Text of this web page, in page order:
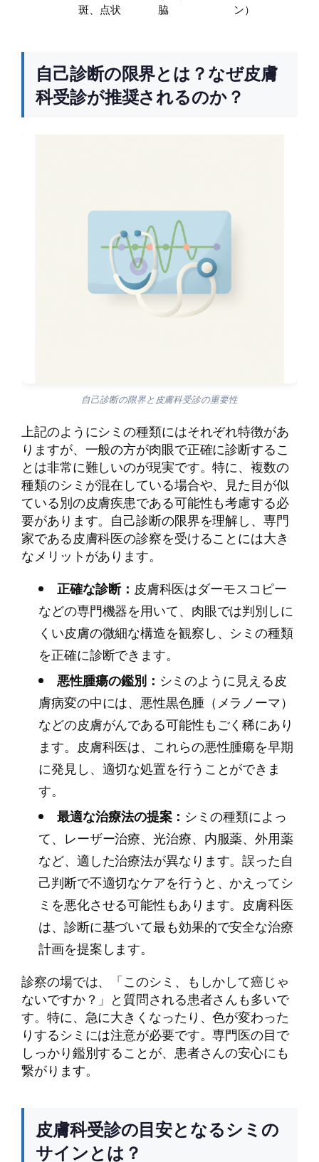
斑、点状
脇
ン）
自己診断の限界とは？なぜ皮膚
科受診が推奨されるのか？
自己診断の限界と皮膚科受診の重要性
上記のようにシミの種類にはそれぞれ特徴があ
りますが、一般の方が肉眼で正確に診断するこ
とは非常に難しいのが現実です。特に、複数の
種類のシミが混在している場合や、見た目が似
ている別の皮膚疾患である可能性も考慮する必
要があります。自己診断の限界を理解し、専門
家である皮膚科医の診察を受けることには大き
なメリットがあります。
正確な診断： 皮膚科医はダーモスコピー
などの専門機器を用いて、肉眼では判別しに
くい皮膚の微細な構造を観察し、シミの種類
を正確に診断できます。
悪性腫瘍の鑑別： シミのように見える皮
膚病変の中には、悪性黒色腫（メラノーマ）
などの皮膚がんである可能性もごく稀にあり
ます。皮膚科医は、これらの悪性腫瘍を早期
に発見し、適切な処置を行うことができま
す。
最適な治療法の提案： シミの種類によっ
て、レーザー治療、光治療、内服薬、外用薬
など、適した治療法が異なります。誤った自
己判断で不適切なケアを行うと、かえってシ
ミを悪化させる可能性もあります。皮膚科医
は、診断に基づいて最も効果的で安全な治療
計画を提案します。
診察の場では、「このシミ、もしかして癌じゃ
ないですか？」と質問される患者さんも多いで
す。特に、急に大きくなったり、色が変わった
りするシミには注意が必要です。専門医の目で
しっかり鑑別することが、患者さんの安心にも
繋がります。
皮膚科受診の目安となるシミの
サインとは？